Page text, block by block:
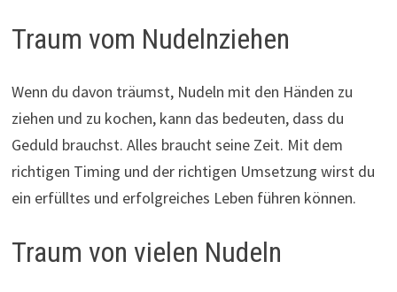
Traum vom Nudelnziehen
Wenn du davon träumst, Nudeln mit den Händen zu
ziehen und zu kochen, kann das bedeuten, dass du
Geduld brauchst. Alles braucht seine Zeit. Mit dem
richtigen Timing und der richtigen Umsetzung wirst du
ein erfülltes und erfolgreiches Leben führen können.
Traum von vielen Nudeln